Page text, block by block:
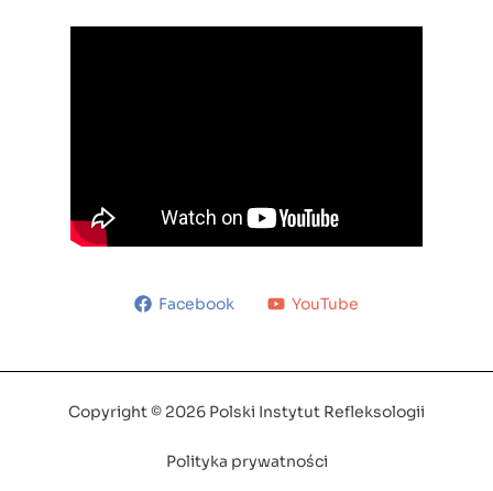
Facebook YouTube
Copyright © 2026 Polski Instytut Refleksologii
Polityka prywatności